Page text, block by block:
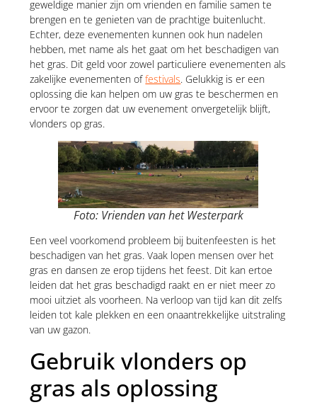
geweldige manier zijn om vrienden en familie samen te
brengen en te genieten van de prachtige buitenlucht.
Echter, deze evenementen kunnen ook hun nadelen
hebben, met name als het gaat om het beschadigen van
het gras. Dit geld voor zowel particuliere evenementen als
zakelijke evenementen offestivals. Gelukkig is er een
oplossing die kan helpen om uw gras te beschermen en
ervoor te zorgen dat uw evenement onvergetelijk blijft,
vlonders op gras.
Foto: Vrienden van het Westerpark
Een veel voorkomend probleem bij buitenfeesten is het
beschadigen van het gras. Vaak lopen mensen over het
gras en dansen ze erop tijdens het feest. Dit kan ertoe
leiden dat het gras beschadigd raakt en er niet meer zo
mooi uitziet als voorheen. Na verloop van tijd kan dit zelfs
leiden tot kale plekken en een onaantrekkelijke uitstraling
van uw gazon.
Gebruik vlonders op
gras als oplossing